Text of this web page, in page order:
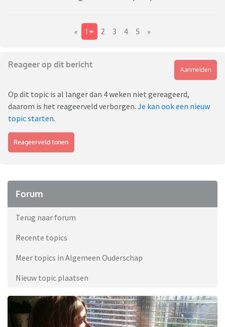
« 1 2 3 4 5 »
Reageer op dit bericht
Aanmelden
Op dit topic is al langer dan 4 weken niet gereageerd,
daarom is het reageerveld verborgen. Je kan ook een nieuw
topic starten.
Reageerveld tonen
Forum
Terug naar forum
Recente topics
Meer topics in Algemeen Ouderschap
Nieuw topic plaatsen